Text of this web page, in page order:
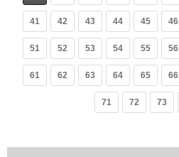
41 42 43 44 45 46
51 52 53 54 55 56
61 62 63 64 65 66
71 72 73